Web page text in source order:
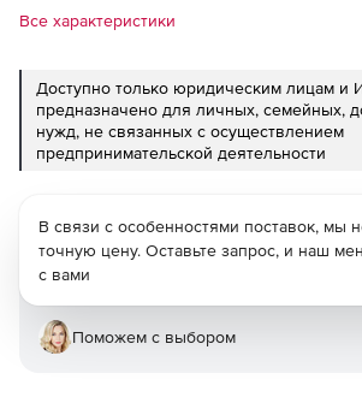
Все характеристики
Доступно только юридическим лицам и
предназначено для личных, семейных,
нужд, не связанных с осуществлением
предпринимательской деятельности
В связи с особенностями поставок, мы
точную цену. Оставьте запрос, и наш
с вами
Поможем с выбором